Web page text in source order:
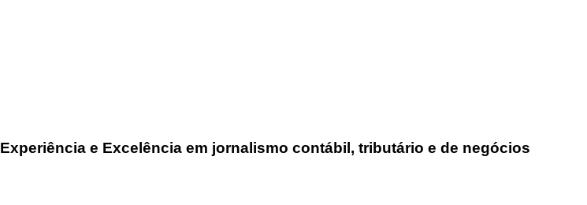
Experiência e Excelência em jornalismo contábil, tributário e de negócios